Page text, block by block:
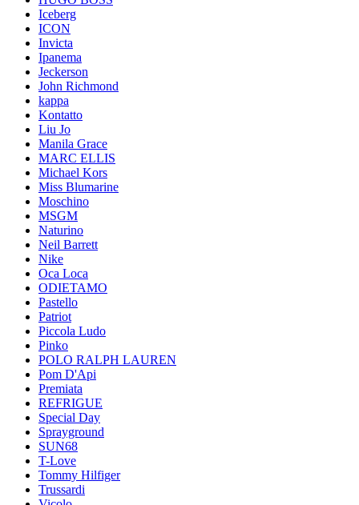
Iceberg
ICON
Invicta
Ipanema
Jeckerson
John Richmond
kappa
Kontatto
Liu Jo
Manila Grace
MARC ELLIS
Michael Kors
Miss Blumarine
Moschino
MSGM
Naturino
Neil Barrett
Nike
Oca Loca
ODIETAMO
Pastello
Patriot
Piccola Ludo
Pinko
POLO RALPH LAUREN
Pom D'Api
Premiata
REFRIGUE
Special Day
Sprayground
SUN68
T-Love
Tommy Hilfiger
Trussardi